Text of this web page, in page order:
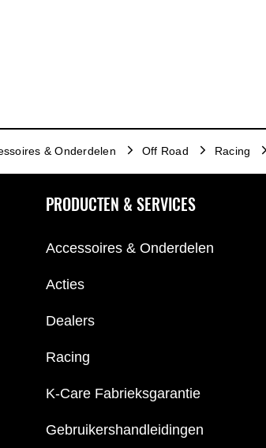
& Onderdelen Off Road Racing
PRODUCTEN & SERVICES
Accessoires & Onderdelen
Acties
Dealers
Racing
K-Care Fabrieksgarantie
Gebruikershandleidingen